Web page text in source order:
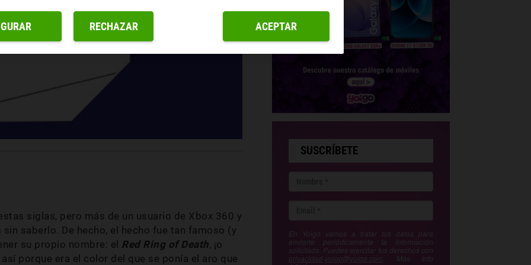
siglas, pero más de un usuario de Xbox 360 y
saberlo. De hecho, el hecho fue tan famoso (y
su propio nombre: el Red Ring of Death, ¡o
porque era el color del que se ponía el aro que
SUSCRÍBETE
En Yoigo vamos a tratar tus datos para
enviarte periódicamente la información
solicitada. Puedes ejercitar tus derechos con
privacidad-yoigo@yoigo.com . Más Info
RECHAZAR ACEPTAR